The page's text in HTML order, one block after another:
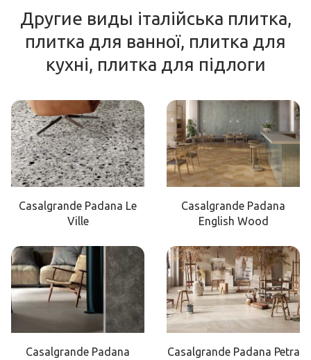
Другие виды італійська плитка,
плитка для ванної, плитка для
кухні, плитка для підлоги
Casalgrande Padana Le
Ville
Casalgrande Padana
English Wood
Casalgrande Padana
Casalgrande Padana Petra